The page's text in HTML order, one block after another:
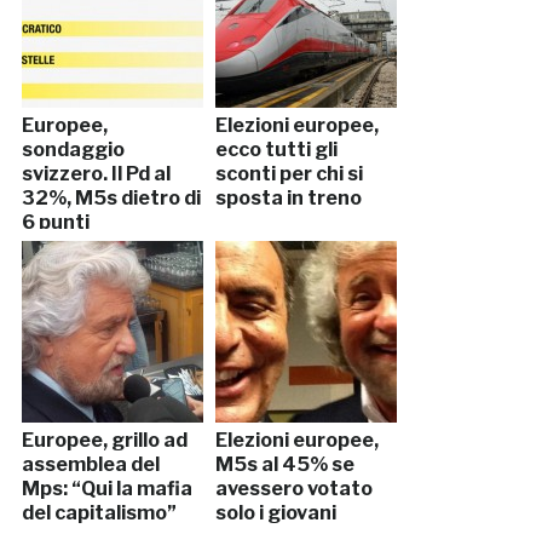
Europee,
sondaggio
svizzero. Il Pd al
32%, M5s dietro di
6 punti
Elezioni europee,
ecco tutti gli
sconti per chi si
sposta in treno
Europee, grillo ad
assemblea del
Mps: “Qui la mafia
del capitalismo”
Elezioni europee,
M5s al 45% se
avessero votato
solo i giovani